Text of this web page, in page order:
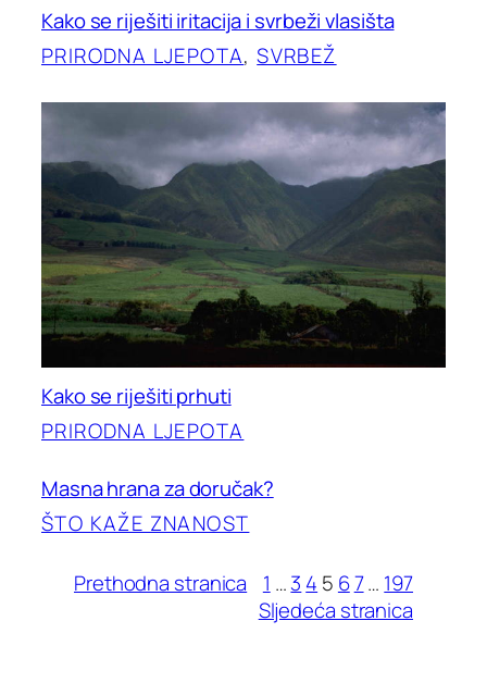
Kako se riješiti iritacija i svrbeži vlasišta
PRIRODNA LJEPOTA, SVRBEŽ
Kako se riješiti prhuti
PRIRODNA LJEPOTA
Masna hrana za doručak?
ŠTO KAŽE ZNANOST
Prethodna stranica 1 …3 4 5 67… 197
Sljedeća stranica